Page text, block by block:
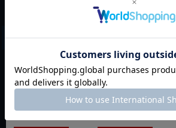
917
動画あり 夏セール
定価 ¥6,248
WIT マグネットツー
ルマット ブラック
動画あり 夏セール
定価 ¥0
¥3,465税込